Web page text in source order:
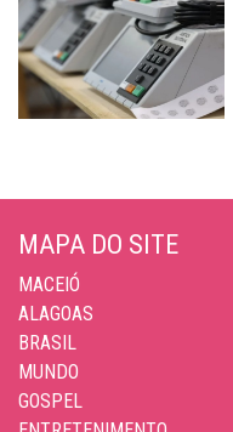
MAPA DO SITE
MACEIÓ
ALAGOAS
BRASIL
MUNDO
GOSPEL